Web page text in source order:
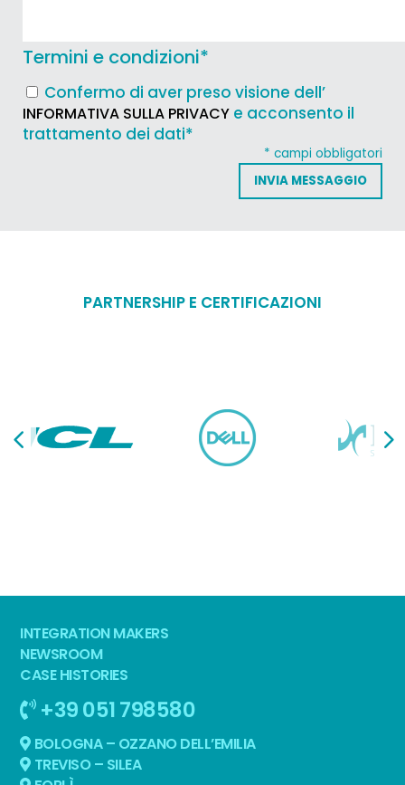
Termini e condizioni*
Confermo di aver preso visione dell’
INFORMATIVA SULLA PRIVACY e acconsento il
trattamento dei dati*
* campi obbligatori
PARTNERSHIP E CERTIFICAZIONI
INTEGRATION MAKERS
NEWSROOM
CASE HISTORIES
+39 051 798580
BOLOGNA – OZZANO DELL’EMILIA
TREVISO – SILEA